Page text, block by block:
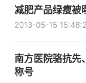
2013-05-15
南方医院骆抗先
称号